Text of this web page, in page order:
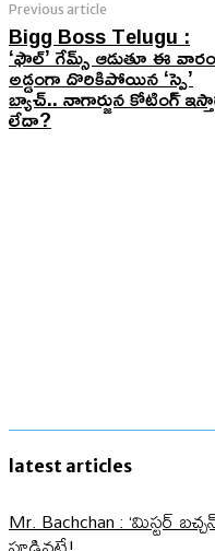
Previous article
Bigg Boss Telugu :
‘ఫౌల్’ గేమ్స్ ఆడుతూ ఈ వారం
అడ్డంగా దొరికిపోయిన ‘స్పై’
బ్యాచ్.. నాగార్జున కోటింగ్
లేదా?
latest articles
Mr. Bachchan : ‘మిస్టర్